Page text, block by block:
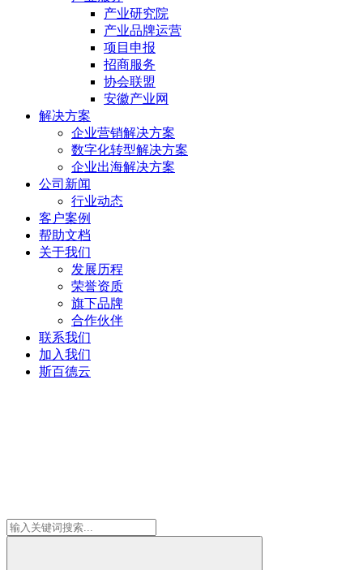
产业研究院
产业品牌运营
项目申报
招商服务
协会联盟
安徽产业网
解决方案
企业营销解决方案
数字化转型解决方案
企业出海解决方案
公司新闻
行业动态
客户案例
帮助文档
关于我们
发展历程
荣誉资质
旗下品牌
合作伙伴
联系我们
加入我们
斯百德云